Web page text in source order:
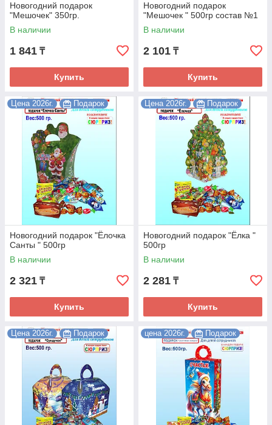
Новогодний подарок
"Мешочек" 350гр.
В наличии
1 841 ₸
Купить
Новогодний подарок
"Мешочек " 500гр состав №1
В наличии
2 101 ₸
Купить
Цена 2026г. Подарок
Новогодний подарок "Ёлочка
Санты " 500гр
В наличии
2 321 ₸
Купить
Цена 2026г. Подарок
Новогодний подарок "Ёлка "
500гр
В наличии
2 281 ₸
Купить
Цена 2026г. Подарок цена 2026г. Подарок